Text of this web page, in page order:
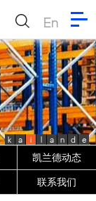
En
k a i l a n d e
凯兰德动态
联系我们